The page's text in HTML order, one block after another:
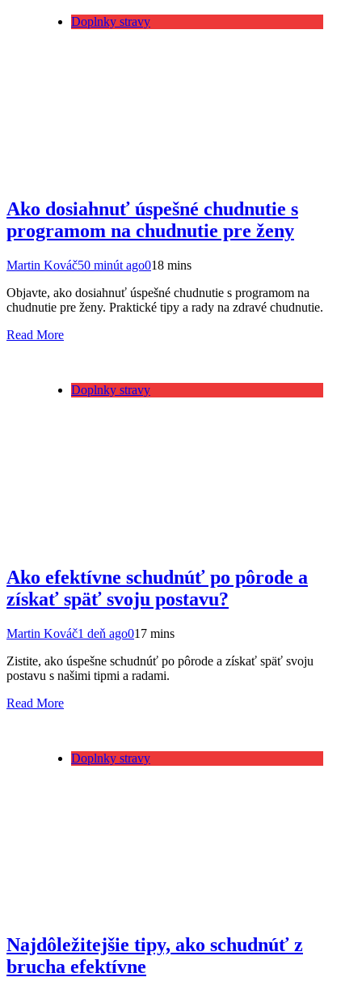
Doplnky stravy
Ako dosiahnuť úspešné chudnutie s
programom na chudnutie pre ženy
Martin Kováč50 minút ago018 mins
Objavte, ako dosiahnuť úspešné chudnutie s programom na
chudnutie pre ženy. Praktické tipy a rady na zdravé chudnutie.
Read More
Doplnky stravy
Ako efektívne schudnúť po pôrode a
získať späť svoju postavu?
Martin Kováč1 deň ago017 mins
Zistite, ako úspešne schudnúť po pôrode a získať späť svoju
postavu s našimi tipmi a radami.
Read More
Doplnky stravy
Najdôležitejšie tipy, ako schudnúť z
brucha efektívne